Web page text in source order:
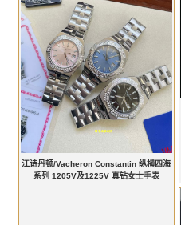
江诗丹顿/Vacheron Constantin 纵横四海
系列 1205V及1225V 真钻女士手表